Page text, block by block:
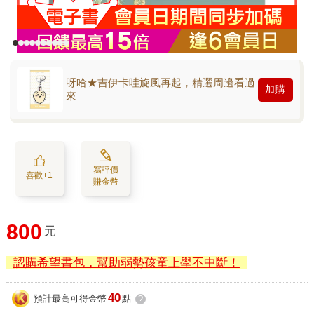
呀哈★吉伊卡哇旋風再起，精選周邊看過
來
加購
喜歡+1
寫評價
賺金幣
800 元
認購希望書包，幫助弱勢孩童上學不中斷！
預計最高可得金幣 40點 ?